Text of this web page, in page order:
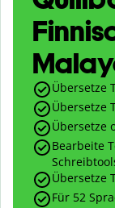
Übersetze
Übersetze
Übersetze
Bearbeite
Übersetze
Für 52